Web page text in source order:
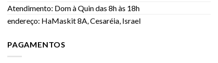
Atendimento: Dom à Quin das 8h às 18h
endereço: HaMaskit 8A, Cesaréia, Israel
PAGAMENTOS